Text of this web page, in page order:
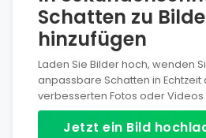
3D-artiger Schatten
: Mittlere
Unschärfe, hoher Versatz –
das Objekt schwebt oder sich
wodurch Tiefe entsteht.
Schatten zu
hinzufügen
Laden Sie Bilder hoch, wenden
anpassbare Schatten in Echtzeit
verbesserten Fotos oder
Jetzt ein Bild